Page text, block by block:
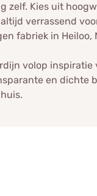
zelf. Kies uit
verrassend
fabriek in Heiloo,
volop inspiratie
en dichte